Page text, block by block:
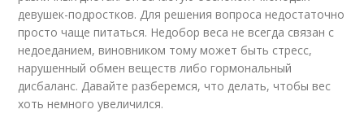
девушек-подростков. Для решения вопроса недостаточно
просто чаще питаться. Недобор веса не всегда связан с
недоеданием, виновником тому может быть стресс,
нарушенный обмен веществ либо гормональный
дисбаланс. Давайте разберемся, что делать, чтобы вес
хоть немного увеличился.